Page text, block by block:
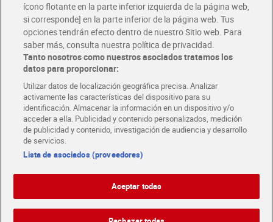
Folletos y Tiendas
Descubre las mejores ofertas y busca tu tienda más cercana
Tarjeta MaX Dia
Te devuelve hasta 8€/mes de tus compras.
¡Solicita tu tarjeta de crédito aquí!
COMER MEJOR CADA DIA
COLABORA CON DIA ABRE TU TIENDA DIA CORPORATE
ícono flotante en la parte inferior izquierda de la página web,
si corresponde] en la parte inferior de la página web. Tus
opciones tendrán efecto dentro de nuestro Sitio web. Para
saber más, consulta nuestra política de privacidad.
Tanto nosotros como nuestros asociados tratamos los
datos para proporcionar:
Utilizar datos de localización geográfica precisa. Analizar
activamente las características del dispositivo para su
identificación. Almacenar la información en un dispositivo y/o
acceder a ella. Publicidad y contenido personalizados, medición
de publicidad y contenido, investigación de audiencia y desarrollo
de servicios.
Lista de asociados (proveedores)
Aceptar todas